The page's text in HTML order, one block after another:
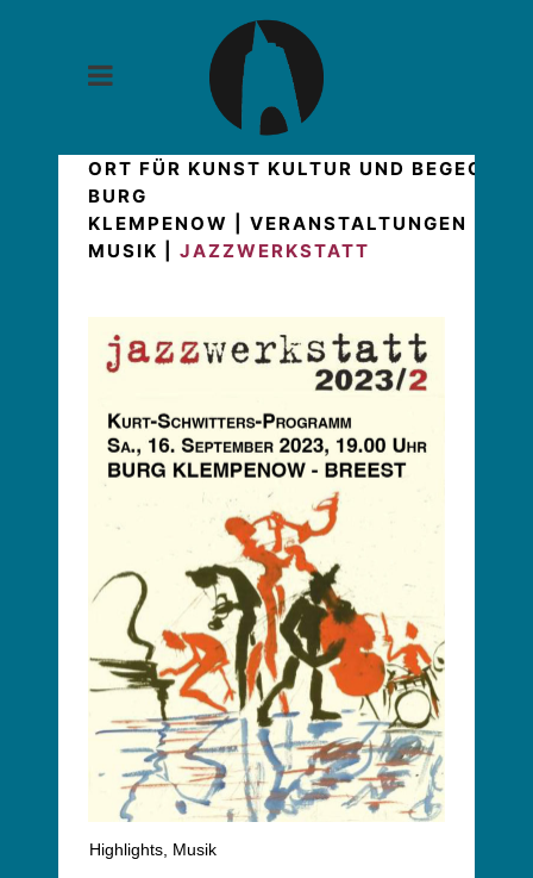
ORT FÜR KUNST KULTUR UND
BURG
KLEMPENOW
VERANSTALTUNGEN
MUSIK
JAZZWERKSTATT
Highlights, Musik